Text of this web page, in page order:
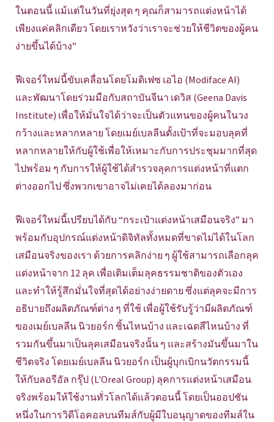
ในตอนนี้ แม้แต่ในวันที่ยุ่งสุด ๆ คุณก็สามารถแต่งหน้าได้
เพียงแค่คลิกเดียว โดยเราหวังว่าเราจะช่วยให้ชีวิตของผู้คน
ง่ายขึ้นได้บ้าง”
ฟีเจอร์ใหม่นี้ขับเคลื่อนโดยโมดิเฟซ เอไอ (Modiface AI)
และพัฒนาโดยร่วมมือกับสถาบันจีนา เดวิส (Geena Davis
Institute) เพื่อให้มั่นใจได้ว่าจะเป็นตัวแทนของผู้คนในวง
กว้างและหลากหลาย โดยเมย์เบลลีนตั้งเป้าที่จะมอบลุคที่
หลากหลายให้กับผู้ใช้เพื่อให้เหมาะกับการประชุมมากที่สุด
ไปพร้อม ๆ กับการให้ผู้ใช้ได้สำรวจลุคการแต่งหน้าที่แตก
ต่างออกไป ซึ่งพวกเขาอาจไม่เคยได้ลองมาก่อน
ฟีเจอร์ใหม่นี้เปรียบได้กับ “กระเป๋าแต่งหน้าเสมือนจริง” มา
พร้อมกับอุปกรณ์แต่งหน้าดิจิทัลทั้งหมดที่ขาดไม่ได้ในโลก
เสมือนจริงของเรา ด้วยการคลิกง่าย ๆ ผู้ใช้สามารถเลือกลุค
แต่งหน้าจาก 12 ลุค เพื่อเติมเต็มลุคธรรมชาติของตัวเอง
และทำให้รู้สึกมั่นใจที่สุดได้อย่างง่ายดาย ซึ่งแต่ลุคจะมีการ
อธิบายถึงผลิตภัณฑ์ต่าง ๆ ที่ใช้ เพื่อผู้ใช้รับรู้ว่ามีผลิตภัณฑ์
ของเมย์เบลลีน นิวยอร์ก ชิ้นไหนบ้าง และเฉดสีไหนบ้าง ที่
รวมกันขึ้นมาเป็นลุคเสมือนจริงนั้น ๆ และสร้างมันขึ้นมาใน
ชีวิตจริง โดยเมย์เบลลีน นิวยอร์ก เป็นผู้บุกเบิกนวัตกรรมนี้
ให้กับลอรีอัล กรุ๊ป (L'Oreal Group) ลุคการแต่งหน้าเสมือน
จริงพร้อมให้ใช้งานทั่วโลกได้แล้วตอนนี้ โดยเป็นออปชัน
หนึ่งในการวิดีโอคอลบนทีมส์กับผู้มีใบอนุญาตของทีมส์ใน